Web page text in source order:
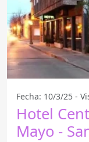
Fecha: 10/3/25 -
Hotel
Mayo -